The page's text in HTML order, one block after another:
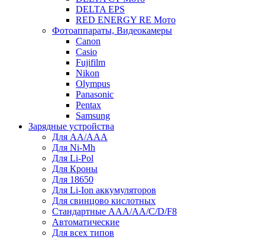
DELTA EPS
RED ENERGY RE Мото
Фотоаппараты, Видеокамеры
Canon
Casio
Fujifilm
Nikon
Olympus
Panasonic
Pentax
Samsung
Зарядные устройства
Для AA/AAA
Для Ni-Mh
Для Li-Pol
Для Кроны
Для 18650
Для Li-Ion аккумуляторов
Для свинцово кислотных
Стандартные ААА/АА/С/D/F8
Автоматические
Для всех типов